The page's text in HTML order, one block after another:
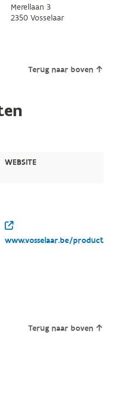
Merellaan 3
2350 Vosselaar
Terug naar boven
WEBSITE
www.vosselaar.be/
Terug naar boven